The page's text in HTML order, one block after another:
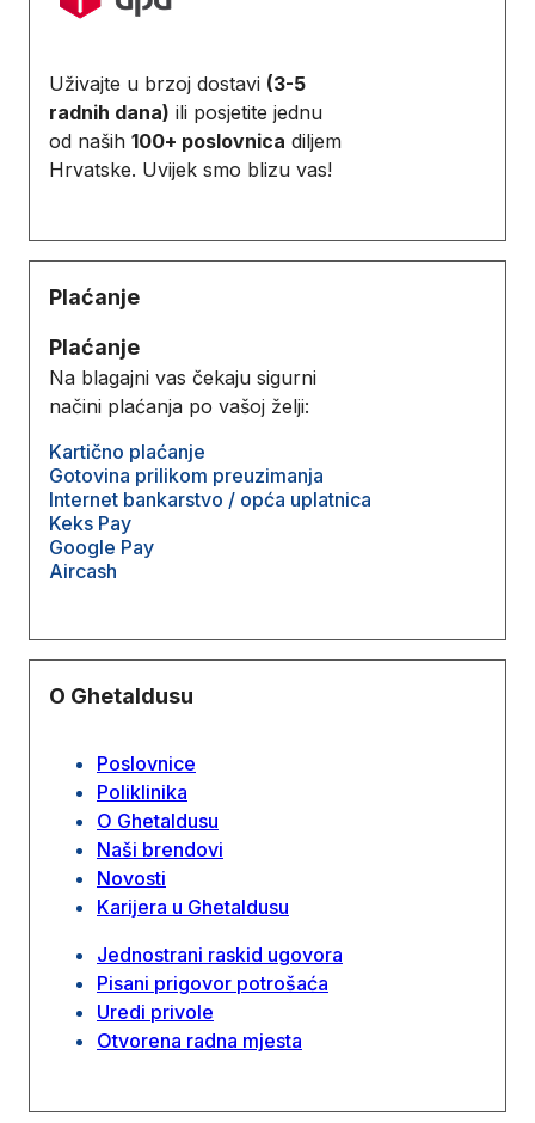
Uživajte u brzoj dostavi (3-5
radnih dana) ili posjetite jednu
od naših 100+ poslovnica diljem
Hrvatske. Uvijek smo blizu vas!
Plaćanje
Plaćanje
Na blagajni vas čekaju sigurni
načini plaćanja po vašoj želji:
Kartično plaćanje
Gotovina prilikom preuzimanja
Internet bankarstvo / opća uplatnica
Keks Pay
Google Pay
Aircash
O Ghetaldusu
Poslovnice
Poliklinika
O Ghetaldusu
Naši brendovi
Novosti
Karijera u Ghetaldusu
Jednostrani raskid ugovora
Pisani prigovor potrošaća
Uredi privole
Otvorena radna mjesta